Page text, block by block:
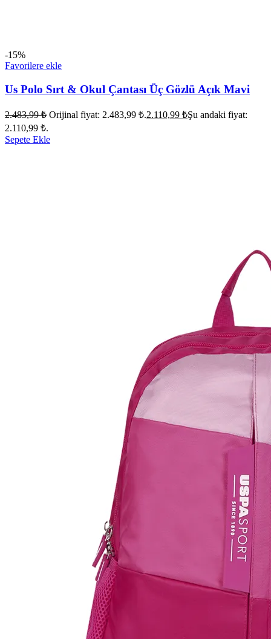
-15%
Favorilere ekle
Us Polo Sırt & Okul Çantası Üç Gözlü Açık Mavi
2.483,99₺ Orijinal fiyat: 2.483,99 ₺.2.110,99 ₺Şu andaki fiyat:
2.110,99 ₺.
Sepete Ekle